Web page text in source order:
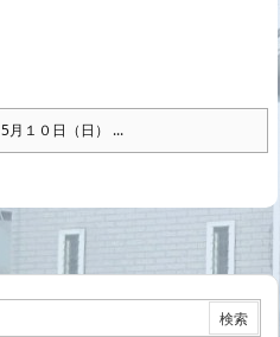
5月１０日（日） ...